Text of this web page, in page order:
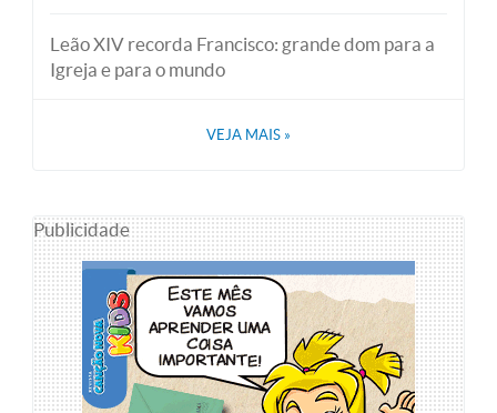
Leão XIV recorda Francisco: grande dom para a
Igreja e para o mundo
VEJA MAIS »
Publicidade